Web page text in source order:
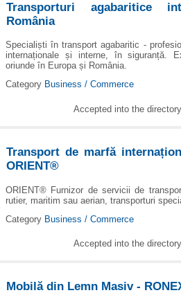
Transporturi agabaritice
România
Specialiști în transport agabaritic -
internaționale și interne, în siguranță.
oriunde în Europa și România.
Category Business / Commerce
Accepted into the
Transport de marfă
ORIENT®
ORIENT® Furnizor de servicii de
rutier, maritim sau aerian, transporturi
Category Business / Commerce
Accepted into the
Mobilă din Lemn Masiv -